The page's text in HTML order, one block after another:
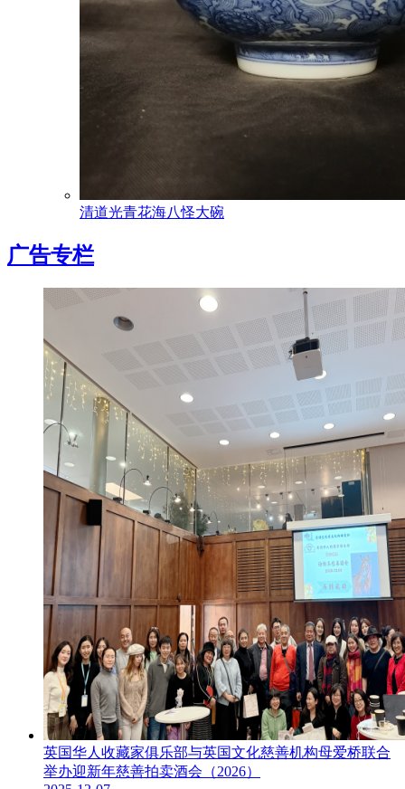
清道光青花海八怪大碗
广告专栏
英国华人收藏家俱乐部与英国文化慈善机构母爱桥联合
举办迎新年慈善拍卖酒会（2026）